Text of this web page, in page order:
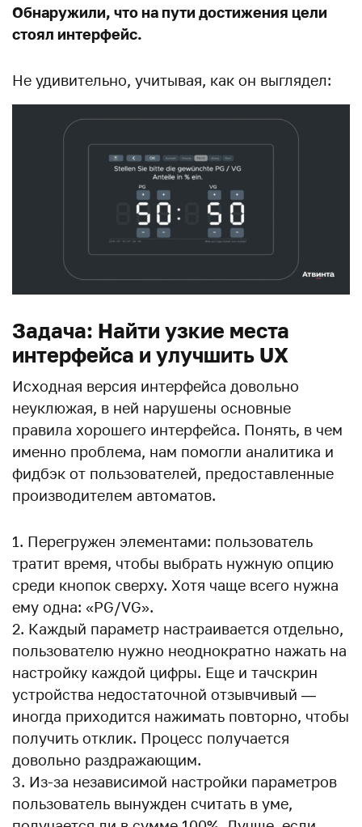
Обнаружили, что на пути достижения цели
стоял интерфейс.
Не удивительно, учитывая, как он выглядел:
Задача: Найти узкие места
интерфейса и улучшить UX
Исходная версия интерфейса довольно
неуклюжая, в ней нарушены основные
правила хорошего интерфейса. Понять, в чем
именно проблема, нам помогли аналитика и
фидбэк от пользователей, предоставленные
производителем автоматов.
Перегружен элементами: пользователь
тратит время, чтобы выбрать нужную опцию
среди кнопок сверху. Хотя чаще всего нужна
ему одна: «PG/VG».
Каждый параметр настраивается отдельно,
пользователю нужно неоднократно нажать на
настройку каждой цифры. Еще и тачскрин
устройства недостаточной отзывчивый —
иногда приходится нажимать повторно, чтобы
получить отклик. Процесс получается
довольно раздражающим.
Из-за независимой настройки параметров
пользователь вынужден считать в уме,